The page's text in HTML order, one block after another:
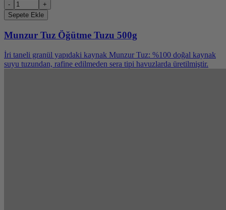
-
+
Sepete Ekle
Munzur Tuz Öğütme Tuzu 500g
İri taneli granül yapıdaki kaynak Munzur Tuz: %100 doğal kaynak
suyu tuzundan, rafine edilmeden sera tipi havuzlarda üretilmiştir.